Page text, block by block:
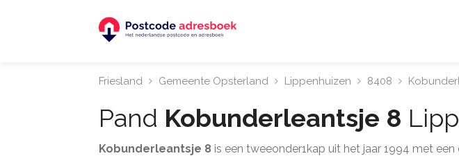
Friesland Gemeente Opsterland Lippenhuizen 8408
Pand Kobunderleantsje 8
Kobunderleantsje 8 is een tweeonder1kap uit het jaar 1994 met